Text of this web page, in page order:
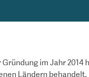
im Jahr 2014
Ländern